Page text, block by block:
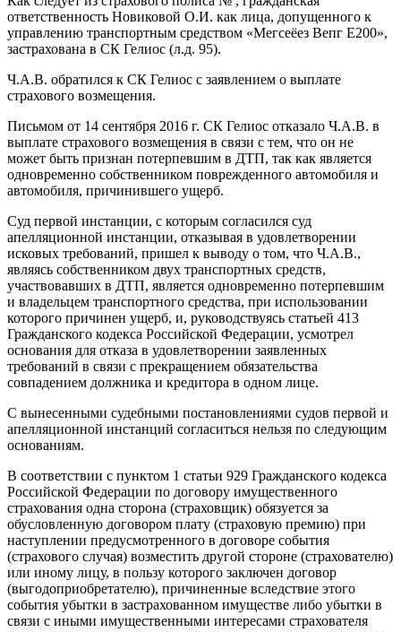
ответственность Новиковой О.И. как лица, допущенного к
управлению транспортным средством «Мегсеёез Вепг Е200»,
застрахована в СК Гелиос (л.д. 95).
Ч.А.В. обратился к СК Гелиос с заявлением о выплате
страхового возмещения.
Письмом от 14 сентября 2016 г. СК Гелиос отказало Ч.А.В. в
выплате страхового возмещения в связи с тем, что он не
может быть признан потерпевшим в ДТП, так как является
одновременно собственником поврежденного автомобиля и
автомобиля, причинившего ущерб.
Суд первой инстанции, с которым согласился суд
апелляционной инстанции, отказывая в удовлетворении
исковых требований, пришел к выводу о том, что Ч.А.В.,
являясь собственником двух транспортных средств,
участвовавших в ДТП, является одновременно потерпевшим
и владельцем транспортного средства, при использовании
которого причинен ущерб, и, руководствуясь статьей 413
Гражданского кодекса Российской Федерации, усмотрел
основания для отказа в удовлетворении заявленных
требований в связи с прекращением обязательства
совпадением должника и кредитора в одном лице.
С вынесенными судебными постановлениями судов первой и
апелляционной инстанций согласиться нельзя по следующим
основаниям.
В соответствии с пунктом 1 статьи 929 Гражданского кодекса
Российской Федерации по договору имущественного
страхования одна сторона (страховщик) обязуется за
обусловленную договором плату (страховую премию) при
наступлении предусмотренного в договоре события
(страхового случая) возместить другой стороне (страхователю)
или иному лицу, в пользу которого заключен договор
(выгодоприобретателю), причиненные вследствие этого
события убытки в застрахованном имуществе либо убытки в
связи с иными имущественными интересами страхователя